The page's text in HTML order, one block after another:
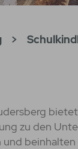
>
zu den
und